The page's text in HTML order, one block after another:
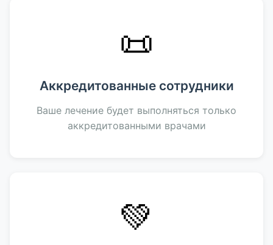
📜
Аккредитованные сотрудники
Ваше лечение будет выполняться только
аккредитованными врачами
💚